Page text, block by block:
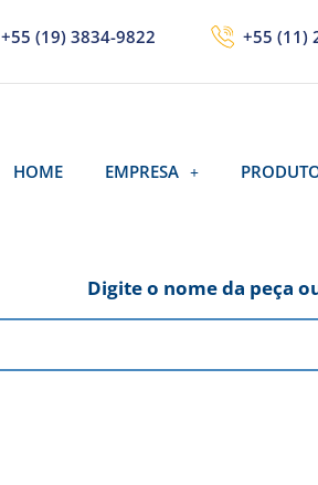
+55 (19) 3834-9822 +55 (11)
HOME EMPRESA
Digite o nome da peça